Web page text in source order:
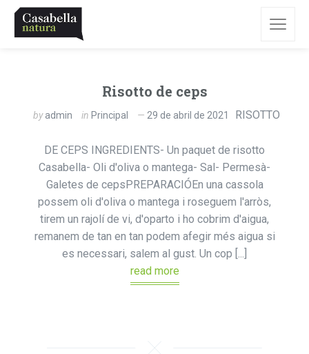
Risotto de ceps
byadmin in Principal 29 de abril de 2021 RISOTTO
DE CEPS INGREDIENTS- Un paquet de risotto
Casabella- Oli d'oliva o mantega- Sal- Permesà-
Galetes de cepsPREPARACIÓEn una cassola
possem oli d'oliva o mantega i roseguem l'arròs,
tirem un rajolí de vi, d'oparto i ho cobrim d'aigua,
remanem de tan en tan podem afegir més aigua si
es necessari, salem al gust. Un cop [...]
read more